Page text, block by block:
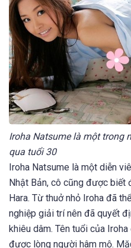
Iroha Natsume là một trong
qua tuổi 30
Iroha Natsume là một diễn
Nhật Bản, cô cũng được biết
Hara. Từ thuở nhỏ Iroha đã
nghiệp giải trí nên đã quyết
khiêu dâm. Tên tuổi của
được lòng người hâm mộ.